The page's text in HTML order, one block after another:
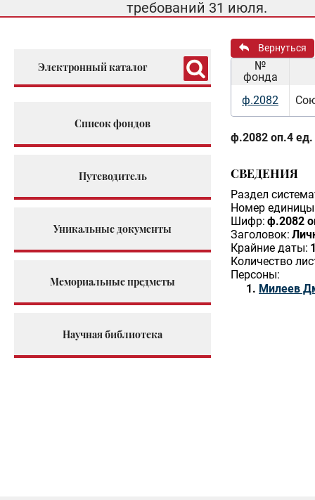
требований 31 июля.
Электронный каталог
Список фондов
Путеводитель
Уникальные документы
Мемориальные предметы
Научная библиотека
Вернуться
№
фонда
ф.2082
ф.2082 оп.4 ед.
СВЕДЕНИЯ
Раздел
Номер единицы
Шифр: ф.2082
Заголовок:
Крайние даты:
Количество
Персоны:
Милеев